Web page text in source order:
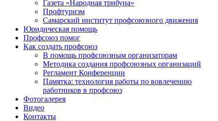
Газета «Народная трибуна»
Профтуризм
Самарский институт профсоюзного движения
Юридическая помощь
Профсоюз помог
Как создать профсоюз
В помощь профсоюзным организаторам
Методика создания профсоюзных организаций
Регламент Конференции
Памятка: технология работы по вовлечению
работников в профсоюз
Фотогалерея
Видео
Контакты